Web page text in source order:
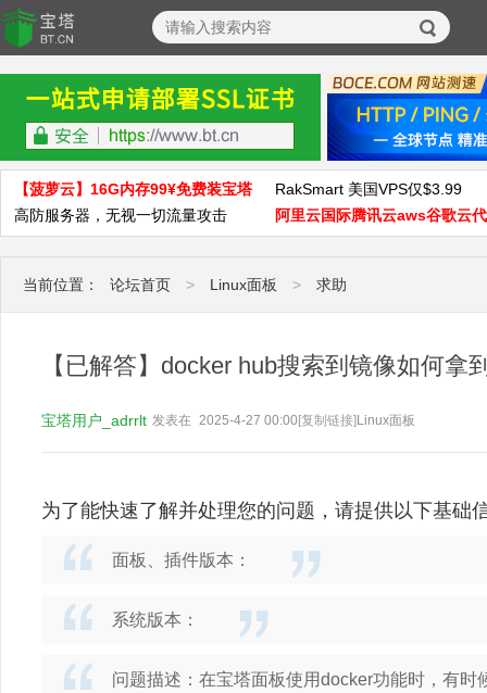
【菠萝云】16G内存99¥免费装宝塔
RakSmart 美国VPS仅$3.99
高防服务器，无视一切流量攻击
阿里云国际腾讯云aws谷歌云
当前位置： 论坛首页 > Linux面板 > 求助
【已解答】docker hub搜索到镜像如何拿
宝塔用户_adrrlt 发表在 Linux面板
2025-4-27 00:00 [复制链接]
为了能快速了解并处理您的问题，请提供以下基础
面板、插件版本：
系统版本：
问题描述：在宝塔面板使用docker功能时，有时